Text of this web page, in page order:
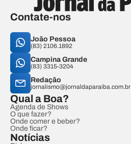
Contate-nos
João Pessoa
(83) 2106.1892
Campina Grande
(83) 3315-3204
Redação
jornalismo@jornaldaparaiba.com.br
Qual a Boa?
Agenda de Shows
O que fazer?
Onde comer e beber?
Onde ficar?
Notícias